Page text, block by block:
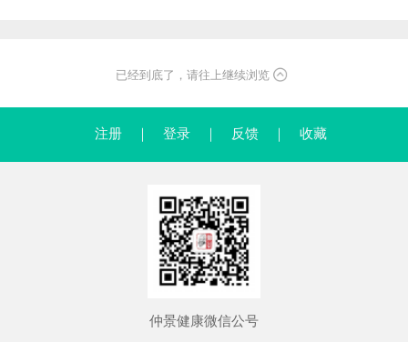
已经到底了，请往上继续浏览
注册 登录 反馈 收藏
仲景健康微信公号